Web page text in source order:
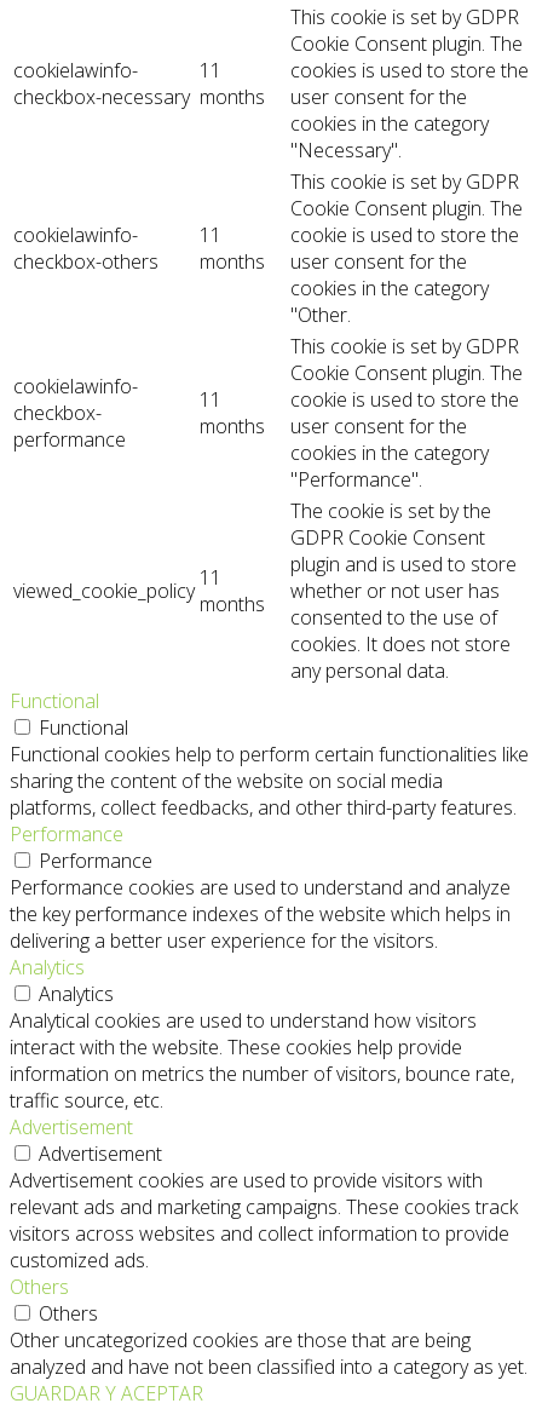
cookielawinfo-
checkbox-necessary
11
months
This cookie is set by GDPR
Cookie Consent plugin. The
cookies is used to store the
user consent for the
cookies in the category
"Necessary".
cookielawinfo-
checkbox-others
11
months
This cookie is set by GDPR
Cookie Consent plugin. The
cookie is used to store the
user consent for the
cookies in the category
"Other.
cookielawinfo-
checkbox-
performance
11
months
This cookie is set by GDPR
Cookie Consent plugin. The
cookie is used to store the
user consent for the
cookies in the category
"Performance".
viewed_cookie_policy 11
months
The cookie is set by the
GDPR Cookie Consent
plugin and is used to store
whether or not user has
consented to the use of
cookies. It does not store
any personal data.
Functional
Functional
Functional cookies help to perform certain functionalities like
sharing the content of the website on social media
platforms, collect feedbacks, and other third-party features.
Performance
Performance
Performance cookies are used to understand and analyze
the key performance indexes of the website which helps in
delivering a better user experience for the visitors.
Analytics
Analytics
Analytical cookies are used to understand how visitors
interact with the website. These cookies help provide
information on metrics the number of visitors, bounce rate,
traffic source, etc.
Advertisement
Advertisement
Advertisement cookies are used to provide visitors with
relevant ads and marketing campaigns. These cookies track
visitors across websites and collect information to provide
customized ads.
Others
Others
Other uncategorized cookies are those that are being
analyzed and have not been classified into a category as yet.
GUARDAR Y ACEPTAR